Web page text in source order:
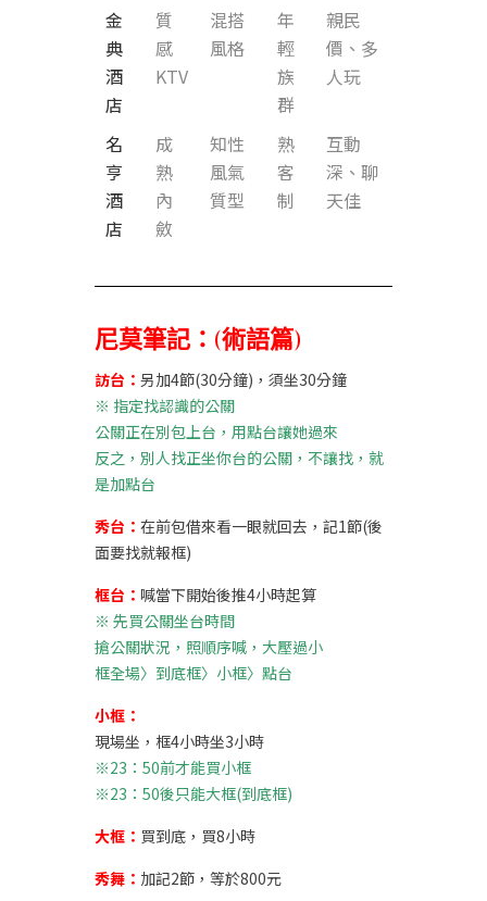
金
典
酒
店
質
感
KTV
混搭
風格
年
輕
族
群
親民
價、多
人玩
名
亨
酒
店
成
熟
內
斂
知性
風氣
質型
熟
客
制
互動
深、聊
天佳
尼莫筆記：(術語篇)
訪台： 另加4節(30分鐘)，須坐30分鐘
※ 指定找認識的公關
公關正在別包上台，用點台讓她過來
反之，別人找正坐你台的公關，不讓找，就
是加點台
秀台： 在前包借來看一眼就回去，記1節(後
面要找就報框)
框台： 喊當下開始後推4小時起算
※ 先買公關坐台時間
搶公關狀況，照順序喊，大壓過小
框全場〉到底框〉小框〉點台
小框：
現場坐，框4小時坐3小時
※23：50前才能買小框
※23：50後只能大框(到底框)
大框： 買到底，買8小時
秀舞： 加記2節，等於800元